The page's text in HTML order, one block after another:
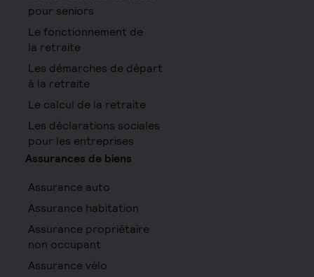
pour seniors
Le fonctionnement de
la retraite
Les démarches de départ
à la retraite
Le calcul de la retraite
Les déclarations sociales
pour les entreprises
Assurances de biens
Assurance auto
Assurance habitation
Assurance propriétaire
non occupant
Assurance vélo